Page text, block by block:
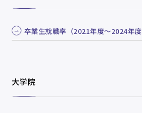
卒業生就職率（2021年度～2024年度
大学院